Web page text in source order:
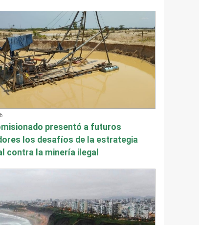
presentó a futuros
los desafíos de la estrategia
contra la minería ilegal